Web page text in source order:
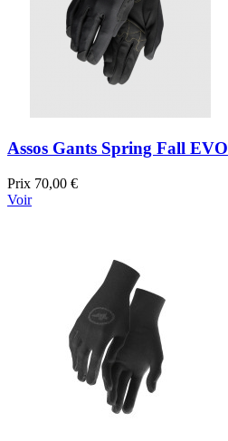
Assos Gants Spring Fall EVO
Prix 70,00 €
Voir